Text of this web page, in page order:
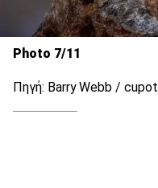
Photo 7/11
Πηγή: Barry Webb /